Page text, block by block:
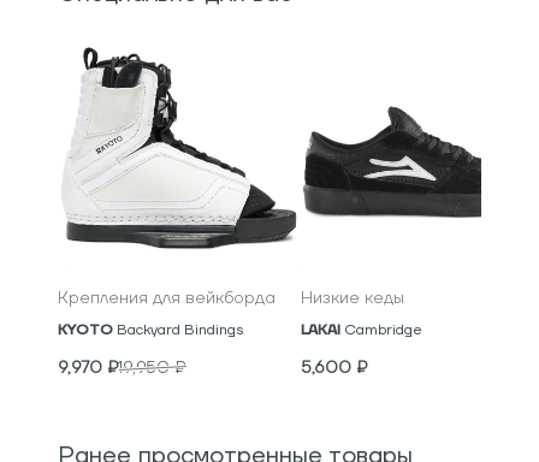
Крепления для вейкборда
KYOTO Backyard Bindings
9,970 ₽19,950₽
Низкие кеды
LAKAI Cambridge
5,600 ₽
Ранее просмотренные товары